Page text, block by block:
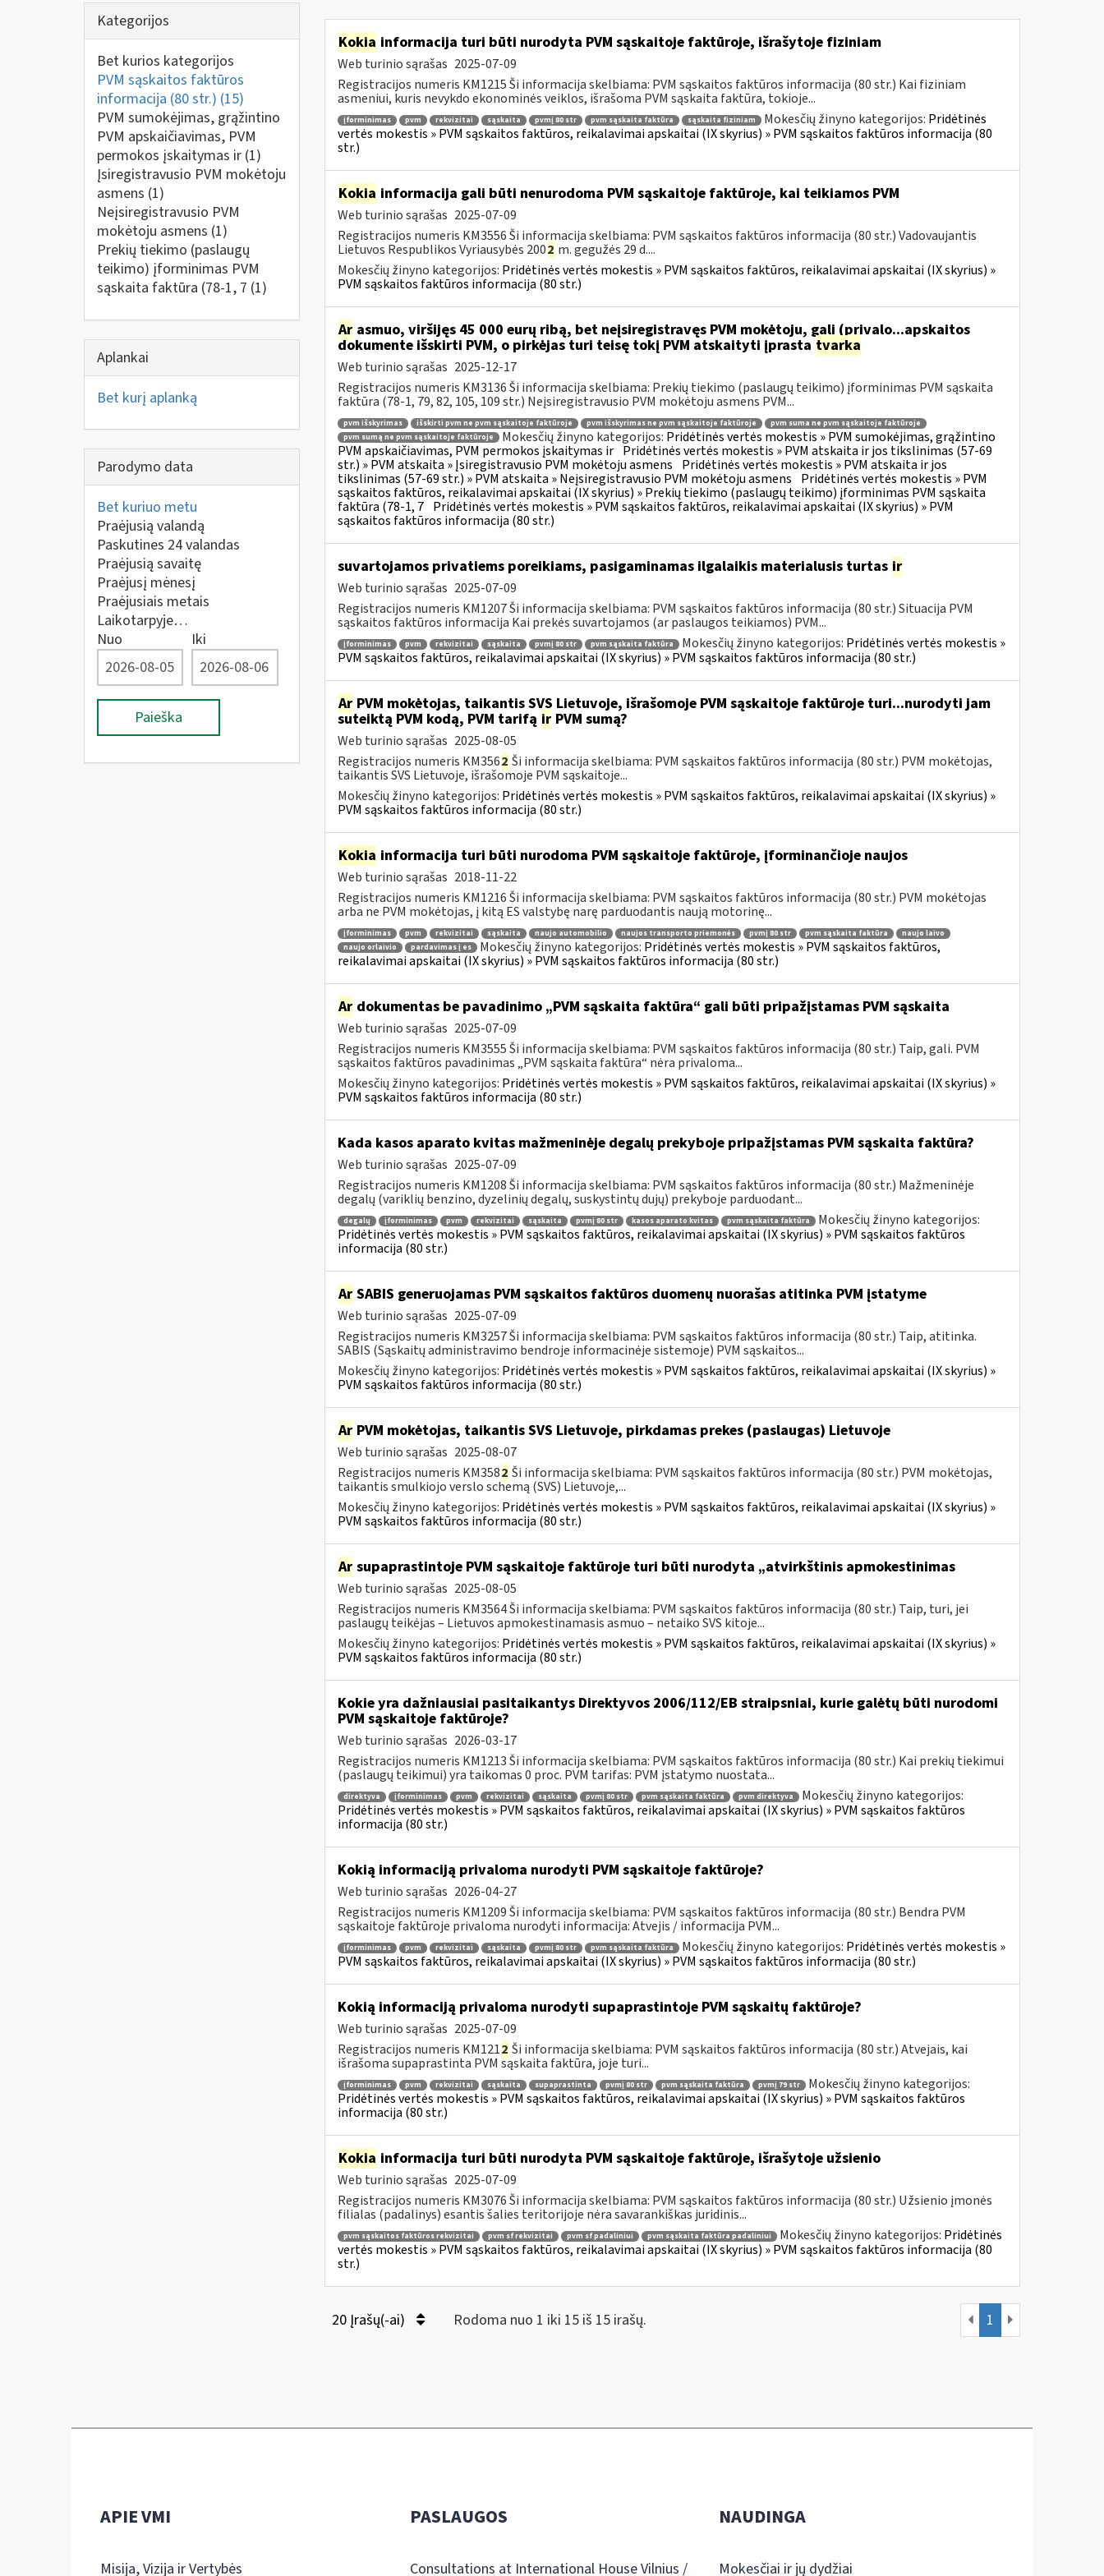
Kategorijos
Bet kurios kategorijos
PVM sąskaitos faktūros
informacija (80 str.) (15)
PVM sumokėjimas, grąžintino
PVM apskaičiavimas, PVM
permokos įskaitymas ir (1)
Įsiregistravusio PVM mokėtoju
asmens (1)
Neįsiregistravusio PVM
mokėtoju asmens (1)
Prekių tiekimo (paslaugų
teikimo) įforminimas PVM
sąskaita faktūra (78-1, 7 (1)
Aplankai
Bet kurį aplanką
Parodymo data
Bet kuriuo metu
Praėjusią valandą
Paskutines 24 valandas
Praėjusią savaitę
Praėjusį mėnesį
Praėjusiais metais
Laikotarpyje…
Nuo
Iki
Paieška
Kokia informacija turi būti nurodyta PVM sąskaitoje faktūroje, išrašytoje fiziniam
Web turinio sąrašas 2025-07-09
Registracijos numeris KM1215 Ši informacija skelbiama: PVM sąskaitos faktūros informacija (80 str.) Kai fiziniam
asmeniui, kuris nevykdo ekonominės veiklos, išrašoma PVM sąskaita faktūra, tokioje...
įforminimas pvm rekvizitai sąskaita pvmį 80 str pvm sąskaita faktūra sąskaita fiziniam Mokesčių žinyno kategorijos: Pridėtinės
vertės mokestis » PVM sąskaitos faktūros, reikalavimai apskaitai (IX skyrius) » PVM sąskaitos faktūros informacija (80
str.)
Kokia informacija gali būti nenurodoma PVM sąskaitoje faktūroje, kai teikiamos PVM
Web turinio sąrašas 2025-07-09
Registracijos numeris KM3556 Ši informacija skelbiama: PVM sąskaitos faktūros informacija (80 str.) Vadovaujantis
Lietuvos Respublikos Vyriausybės 2002 m. gegužės 29 d....
Mokesčių žinyno kategorijos: Pridėtinės vertės mokestis » PVM sąskaitos faktūros, reikalavimai apskaitai (IX skyrius) »
PVM sąskaitos faktūros informacija (80 str.)
Arasmuo, viršijęs 45 000 eurų ribą, bet neįsiregistravęs PVM mokėtoju, gali (privalo...apskaitos
dokumente išskirti PVM, o pirkėjas turi teisę tokį PVM atskaityti įprasta tvarka
Web turinio sąrašas 2025-12-17
Registracijos numeris KM3136 Ši informacija skelbiama: Prekių tiekimo (paslaugų teikimo) įforminimas PVM sąskaita
faktūra (78-1, 79, 82, 105, 109 str.) Neįsiregistravusio PVM mokėtoju asmens PVM...
pvm išskyrimas išskirti pvm ne pvm sąskaitoje faktūroje pvm išskyrimas ne pvm sąskaitoje faktūroje
pvm suma ne pvm sąskaitoje faktūroje
pvm sumą ne pvm sąskaitoje faktūroje
Mokesčių žinyno kategorijos: Pridėtinės vertės mokestis » PVM sumokėjimas, grąžintino
PVM apskaičiavimas, PVM permokos įskaitymas ir Pridėtinės vertės mokestis » PVM atskaita ir jos tikslinimas (57-69
str.) » PVM atskaita » Įsiregistravusio PVM mokėtoju asmens Pridėtinės vertės mokestis » PVM atskaita ir jos
tikslinimas (57-69 str.) » PVM atskaita » Neįsiregistravusio PVM mokėtoju asmens Pridėtinės vertės mokestis » PVM
sąskaitos faktūros, reikalavimai apskaitai (IX skyrius) » Prekių tiekimo (paslaugų teikimo) įforminimas PVM sąskaita
faktūra (78-1, 7 Pridėtinės vertės mokestis » PVM sąskaitos faktūros, reikalavimai apskaitai (IX skyrius) » PVM
sąskaitos faktūros informacija (80 str.)
suvartojamos privatiems poreikiams, pasigaminamas ilgalaikis materialusis turtas ir
Web turinio sąrašas 2025-07-09
Registracijos numeris KM1207 Ši informacija skelbiama: PVM sąskaitos faktūros informacija (80 str.) Situacija PVM
sąskaitos faktūros informacija Kai prekės suvartojamos (ar paslaugos teikiamos) PVM...
įforminimas pvm rekvizitai sąskaita pvmį 80 str pvm sąskaita faktūra Mokesčių žinyno kategorijos: Pridėtinės vertės mokestis »
PVM sąskaitos faktūros, reikalavimai apskaitai (IX skyrius) » PVM sąskaitos faktūros informacija (80 str.)
ArPVM mokėtojas, taikantis SVS Lietuvoje, išrašomoje PVM sąskaitoje faktūroje turi...nurodyti jam
suteiktą PVM kodą, PVM tarifą irPVM sumą?
Web turinio sąrašas 2025-08-05
Registracijos numeris KM3562 Ši informacija skelbiama: PVM sąskaitos faktūros informacija (80 str.) PVM mokėtojas,
taikantis SVS Lietuvoje, išrašomoje PVM sąskaitoje...
Mokesčių žinyno kategorijos: Pridėtinės vertės mokestis » PVM sąskaitos faktūros, reikalavimai apskaitai (IX skyrius) »
PVM sąskaitos faktūros informacija (80 str.)
Kokia informacija turi būti nurodoma PVM sąskaitoje faktūroje, įforminančioje naujos
Web turinio sąrašas 2018-11-22
Registracijos numeris KM1216 Ši informacija skelbiama: PVM sąskaitos faktūros informacija (80 str.) PVM mokėtojas
arba ne PVM mokėtojas, į kitą ES valstybę narę parduodantis naują motorinę...
įforminimas pvm rekvizitai sąskaita naujo automobilio naujos transporto priemonės pvmį 80 str pvm sąskaita faktūra
naujo laivo
naujo orlaivio
pardavimas į es Mokesčių žinyno kategorijos: Pridėtinės vertės mokestis » PVM sąskaitos faktūros,
reikalavimai apskaitai (IX skyrius) » PVM sąskaitos faktūros informacija (80 str.)
Ardokumentas be pavadinimo „PVM sąskaita faktūra“ gali būti pripažįstamas PVM sąskaita
Web turinio sąrašas 2025-07-09
Registracijos numeris KM3555 Ši informacija skelbiama: PVM sąskaitos faktūros informacija (80 str.) Taip, gali. PVM
sąskaitos faktūros pavadinimas „PVM sąskaita faktūra“ nėra privaloma...
Mokesčių žinyno kategorijos: Pridėtinės vertės mokestis » PVM sąskaitos faktūros, reikalavimai apskaitai (IX skyrius) »
PVM sąskaitos faktūros informacija (80 str.)
Kada kasos aparato kvitas mažmeninėje degalų prekyboje pripažįstamas PVM sąskaita faktūra?
Web turinio sąrašas 2025-07-09
Registracijos numeris KM1208 Ši informacija skelbiama: PVM sąskaitos faktūros informacija (80 str.) Mažmeninėje
degalų (variklių benzino, dyzelinių degalų, suskystintų dujų) prekyboje parduodant...
degalų įforminimas pvm rekvizitai sąskaita pvmį 80 str kasos aparato kvitas pvm sąskaita faktūra
Mokesčių žinyno kategorijos:
Pridėtinės vertės mokestis » PVM sąskaitos faktūros, reikalavimai apskaitai (IX skyrius) » PVM sąskaitos faktūros
informacija (80 str.)
ArSABIS generuojamas PVM sąskaitos faktūros duomenų nuorašas atitinka PVM įstatyme
Web turinio sąrašas 2025-07-09
Registracijos numeris KM3257 Ši informacija skelbiama: PVM sąskaitos faktūros informacija (80 str.) Taip, atitinka.
SABIS (Sąskaitų administravimo bendroje informacinėje sistemoje) PVM sąskaitos...
Mokesčių žinyno kategorijos: Pridėtinės vertės mokestis » PVM sąskaitos faktūros, reikalavimai apskaitai (IX skyrius) »
PVM sąskaitos faktūros informacija (80 str.)
ArPVM mokėtojas, taikantis SVS Lietuvoje, pirkdamas prekes (paslaugas) Lietuvoje
Web turinio sąrašas 2025-08-07
Registracijos numeris KM3582 Ši informacija skelbiama: PVM sąskaitos faktūros informacija (80 str.) PVM mokėtojas,
taikantis smulkiojo verslo schemą (SVS) Lietuvoje,...
Mokesčių žinyno kategorijos: Pridėtinės vertės mokestis » PVM sąskaitos faktūros, reikalavimai apskaitai (IX skyrius) »
PVM sąskaitos faktūros informacija (80 str.)
Arsupaprastintoje PVM sąskaitoje faktūroje turi būti nurodyta „atvirkštinis apmokestinimas
Web turinio sąrašas 2025-08-05
Registracijos numeris KM3564 Ši informacija skelbiama: PVM sąskaitos faktūros informacija (80 str.) Taip, turi, jei
paslaugų teikėjas – Lietuvos apmokestinamasis asmuo – netaiko SVS kitoje...
Mokesčių žinyno kategorijos: Pridėtinės vertės mokestis » PVM sąskaitos faktūros, reikalavimai apskaitai (IX skyrius) »
PVM sąskaitos faktūros informacija (80 str.)
Kokie yra dažniausiai pasitaikantys Direktyvos 2006/112/EB straipsniai, kurie galėtų būti nurodomi
PVM sąskaitoje faktūroje?
Web turinio sąrašas 2026-03-17
Registracijos numeris KM1213 Ši informacija skelbiama: PVM sąskaitos faktūros informacija (80 str.) Kai prekių tiekimui
(paslaugų teikimui) yra taikomas 0 proc. PVM tarifas: PVM įstatymo nuostata...
direktyva įforminimas pvm rekvizitai sąskaita pvmį 80 str pvm sąskaita faktūra pvm direktyva
Mokesčių žinyno kategorijos:
Pridėtinės vertės mokestis » PVM sąskaitos faktūros, reikalavimai apskaitai (IX skyrius) » PVM sąskaitos faktūros
informacija (80 str.)
Kokią informaciją privaloma nurodyti PVM sąskaitoje faktūroje?
Web turinio sąrašas 2026-04-27
Registracijos numeris KM1209 Ši informacija skelbiama: PVM sąskaitos faktūros informacija (80 str.) Bendra PVM
sąskaitoje faktūroje privaloma nurodyti informacija: Atvejis / informacija PVM...
įforminimas pvm rekvizitai sąskaita pvmį 80 str pvm sąskaita faktūra Mokesčių žinyno kategorijos: Pridėtinės vertės mokestis »
PVM sąskaitos faktūros, reikalavimai apskaitai (IX skyrius) » PVM sąskaitos faktūros informacija (80 str.)
Kokią informaciją privaloma nurodyti supaprastintoje PVM sąskaitų faktūroje?
Web turinio sąrašas 2025-07-09
Registracijos numeris KM1212 Ši informacija skelbiama: PVM sąskaitos faktūros informacija (80 str.) Atvejais, kai
išrašoma supaprastinta PVM sąskaita faktūra, joje turi...
įforminimas pvm rekvizitai sąskaita supaprastinta pvmį 80 str pvm sąskaita faktūra pvmį 79 str
Mokesčių žinyno kategorijos:
Pridėtinės vertės mokestis » PVM sąskaitos faktūros, reikalavimai apskaitai (IX skyrius) » PVM sąskaitos faktūros
informacija (80 str.)
Kokia informacija turi būti nurodyta PVM sąskaitoje faktūroje, išrašytoje užsienio
Web turinio sąrašas 2025-07-09
Registracijos numeris KM3076 Ši informacija skelbiama: PVM sąskaitos faktūros informacija (80 str.) Užsienio įmonės
filialas (padalinys) esantis šalies teritorijoje nėra savarankiškas juridinis...
pvm sąskaitos faktūros rekvizitai pvm sf rekvizitai pvm sf padaliniui pvm sąskaita faktūra padaliniui Mokesčių žinyno kategorijos: Pridėtinės
vertės mokestis » PVM sąskaitos faktūros, reikalavimai apskaitai (IX skyrius) » PVM sąskaitos faktūros informacija (80
str.)
20 Įrašų(-ai) Rodoma nuo 1 iki 15 iš 15 irašų. 1
APIE VMI
Misija, Vizija ir Vertybės
PASLAUGOS
Consultations at International House Vilnius /
NAUDINGA
Mokesčiai ir jų dydžiai